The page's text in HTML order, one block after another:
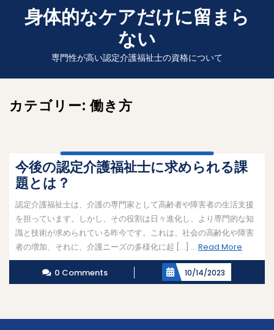
身体的なケアだけに留まら
ない
専門性が高い認定介護福祉士の資格について
カテゴリー: 働き方
今後の認定介護福祉士に求められる課
題とは？
認定介護福祉士は、介護の専門家として高齢者や障害者の生活支援
を担っています。しかし、その役割は日々進化し、より専門的な知
識と技術が求められている昨今です。これは、社会の高齢化や障害
者の増加、それに、介護ニーズの多様化に起 […] ... Read More
More
0 Comments
10/14/2023